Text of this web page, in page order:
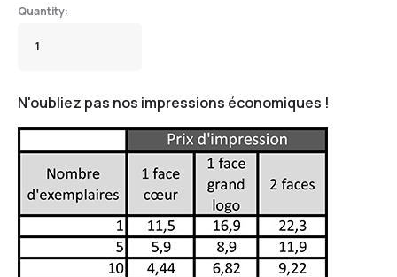
N'oubliez pas nos impressions économiques !